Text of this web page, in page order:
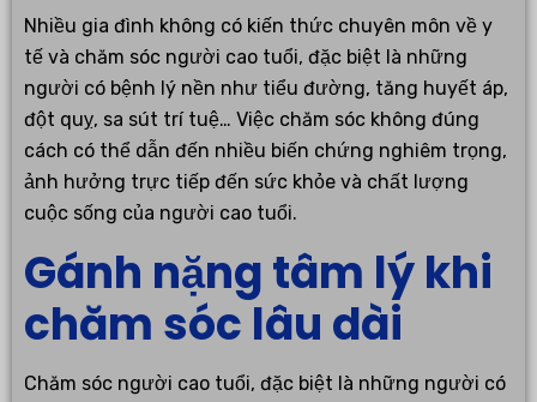
Nhiều gia đình không có kiến thức chuyên môn về y
tế và chăm sóc người cao tuổi, đặc biệt là những
người có bệnh lý nền như tiểu đường, tăng huyết áp,
đột quỵ, sa sút trí tuệ… Việc chăm sóc không đúng
cách có thể dẫn đến nhiều biến chứng nghiêm trọng,
ảnh hưởng trực tiếp đến sức khỏe và chất lượng
cuộc sống của người cao tuổi.
Gánh nặng tâm lý khi
chăm sóc lâu dài
Chăm sóc người cao tuổi, đặc biệt là những người có